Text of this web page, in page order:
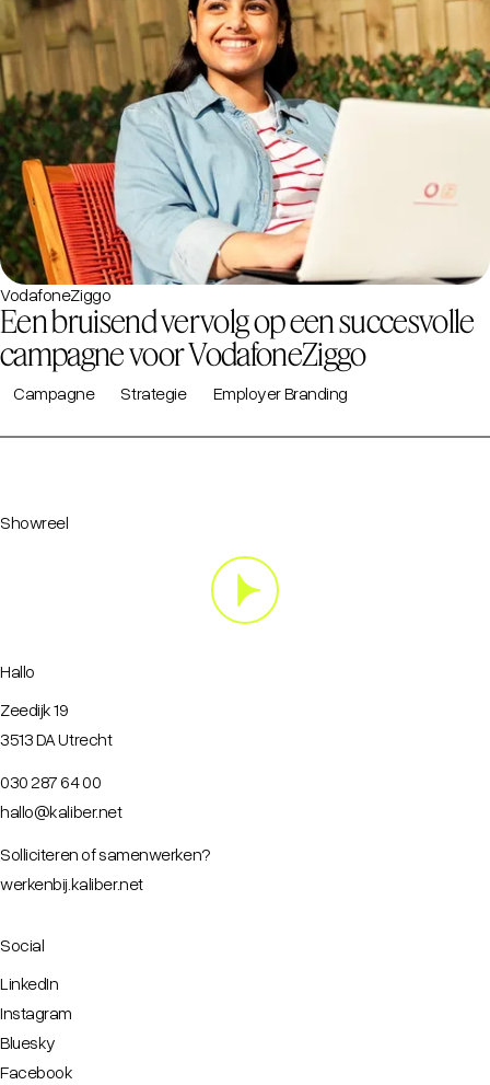
VodafoneZiggo
Een bruisend vervolg op een succesvolle
campagne voor VodafoneZiggo
Campagne Strategie Employer Branding
Showreel
Hallo
Zeedijk 19
3513 DA Utrecht
030 287 64 00
hallo@kaliber.net
Solliciteren of samenwerken?
werkenbij.kaliber.net
Social
LinkedIn
Instagram
Bluesky
Facebook